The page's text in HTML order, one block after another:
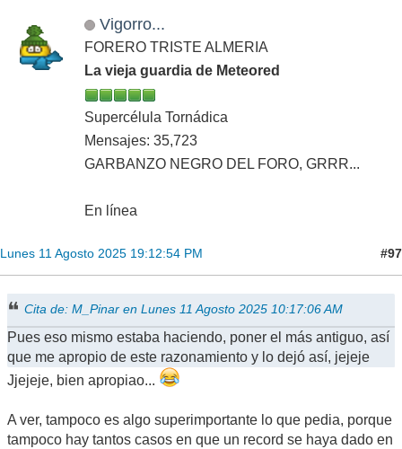
Vigorro...
FORERO TRISTE ALMERIA
La vieja guardia de Meteored
Supercélula Tornádica
Mensajes: 35,723
GARBANZO NEGRO DEL FORO, GRRR...
En línea
Lunes 11 Agosto 2025 19:12:54 PM #97
Cita de: M_Pinar en Lunes 11 Agosto 2025 10:17:06 AM
Pues eso mismo estaba haciendo, poner el más antiguo, así
que me apropio de este razonamiento y lo dejó así, jejeje
Jjejeje, bien apropiao...
A ver, tampoco es algo superimportante lo que pedia, porque
tampoco hay tantos casos en que un record se haya dado en